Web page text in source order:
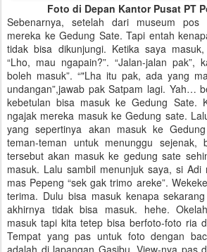
Foto di Depan Kantor Pusat PT
Sebenarnya, setelah dari museum pos
mereka ke Gedung Sate. Tapi entah
tidak bisa dikunjungi. Ketika saya
“Lho, mau ngapain?”. “Jalan-jalan pak”,
boleh masuk”. “"Lha itu pak, ada yang
undangan”,jawab pak Satpam lagi. Yah…
kebetulan bisa masuk ke Gedung Sate.
ngajak mereka masuk ke Gedung sate.
yang sepertinya akan masuk ke
teman-teman untuk menunggu sejenak,
tersebut akan masuk ke gedung sate
masuk. Lalu sambil menunjuk saya, si
mas Pepeng “sek gak trimo areke”.
terima. Dulu bisa masuk kenapa
akhirnya tidak bisa masuk. hehe.
masuk tapi kita tetep bisa berfoto-foto ria
Tempat yang pas untuk foto dengan
adalah di lapangan Gasibu. View-nya pas